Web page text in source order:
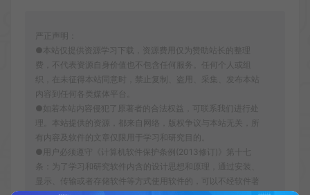
严正声明：
●本站仅提供资源学习下载，资源费用仅为赞助站长的整理
费，不代表资源自身价值也不包含任何服务。任何个人或组
织，在未征得本站同意时，禁止复制、盗用、采集、发布本站
内容到任何各类媒体平台。
●如若本站内容侵犯了原著者的合法权益，可联系我们进行处
理。本站提供的资源，都来自网络，版权争议与本站无关，所
有内容及软件的文章仅限用于学习和研究目的。
●用户必须遵守《计算机软件保护条例(2013修订)》第十七
条：为了学习和研究软件内含的设计思想和原理，通过安装、
显示、传输或者存储软件等方式使用软件的，可以不经软件著